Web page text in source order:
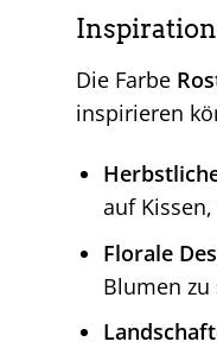
Die Farbe
inspirieren
auf
Florale
Blumen zu